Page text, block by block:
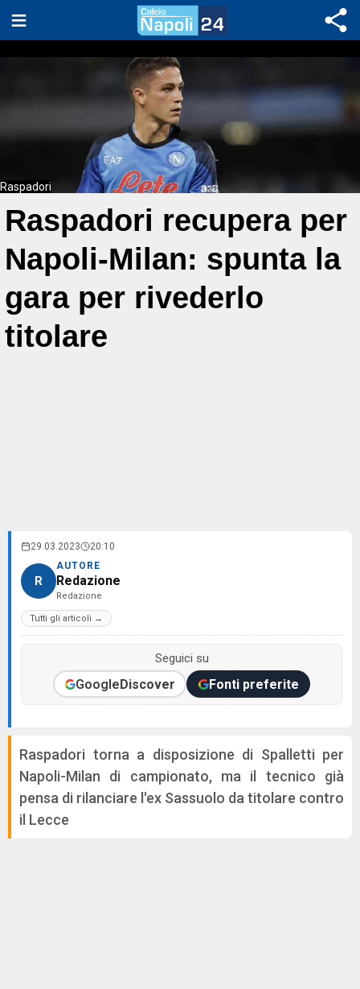
Raspadori
Raspadori recupera per
Napoli-Milan: spunta la
gara per rivederlo
titolare
29.03.2023 20:10
R
AUTORE
Redazione
Redazione
Tutti gli articoli →
Seguici su
GoogleDiscover Fonti preferite
Raspadori torna a disposizione di Spalletti per
Napoli-Milan di campionato, ma il tecnico già
pensa di rilanciare l'ex Sassuolo da titolare contro
il Lecce